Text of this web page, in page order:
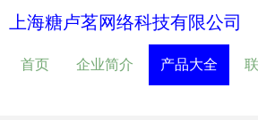
上海糖卢茗网络科技有限公司
首页 企业简介 产品大全